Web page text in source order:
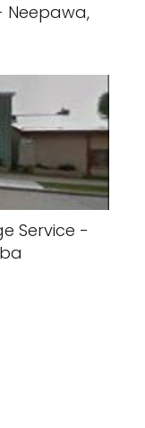
Neepawa,
Service -